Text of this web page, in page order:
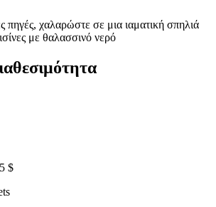
πηγές, χαλαρώστε σε μια ιαματική σπηλιά
με θαλασσινό νερό
$